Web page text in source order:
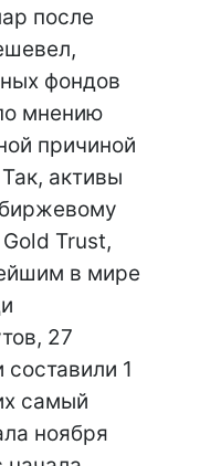
после
фондов
мнению
причиной
активы
Trust,
в мире
27
1
самый
ноября